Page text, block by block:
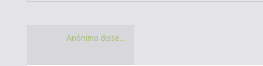
Anônimo disse...